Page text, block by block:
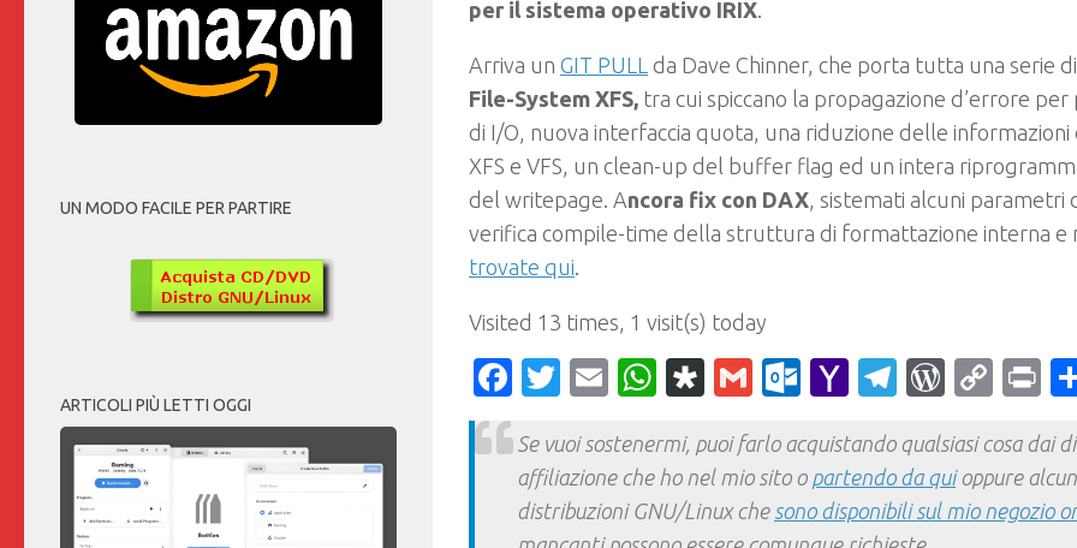
per il sistema operativo IRIX.
Arriva un GIT PULL da Dave Chinner, che porta tutta una serie di
File-System XFS, tra cui spiccano la propagazione d’errore
di I/O, nuova interfaccia quota, una riduzione delle informazioni
XFS e VFS, un clean-up del buffer flag ed un intera
del writepage. Ancora fix con DAX, sistemati alcuni parametri
verifica compile-time della struttura di formattazione interna e
trovate qui.
Visited 13 times, 1 visit(s) today
Facebook
Twitter
EmailWhatsApp
Diaspora
GmailOutlook.com
YahooTelegram
Se vuoi sostenermi, puoi farlo acquistando qualsiasi cosa dai
affiliazione che ho nel mio sito o partendo da quioppure
distribuzioni GNU/Linux che sono disponibili sul mio negozio
UN MODO FACILE PER PARTIRE
ARTICOLI PIÙ LETTI OGGI